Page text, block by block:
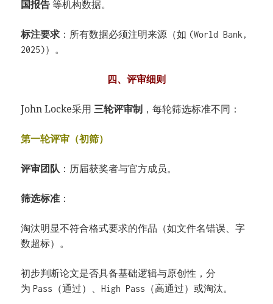
国报告等机构数据。
标注要求 ：所有数据必须注明来源（如 (World Bank,
2025)）。
四、评审细则
John Locke采用三轮评审制 ，每轮筛选标准不同：
第一轮评审（初筛）
评审团队 ：历届获奖者与官方成员。
筛选标准 ：
淘汰明显不符合格式要求的作品（如文件名错误、字
数超标）。
初步判断论文是否具备基础逻辑与原创性，分
为 Pass （通过）、High Pass （高通过）或淘汰。